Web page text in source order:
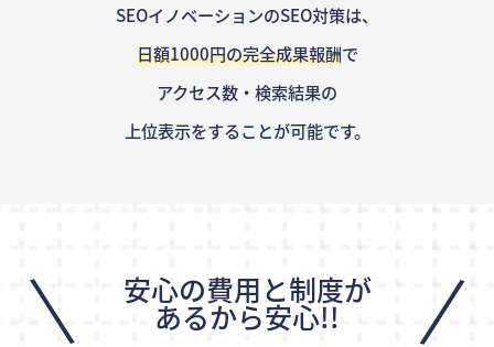
SEOイノベーションのSEO対策は、
日額1000円の完全成果報酬で
アクセス数・検索結果の
上位表示をすることが可能です。
\ 安心の費用と制度が
あるから安心!! /